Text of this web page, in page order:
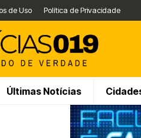
de Uso Política de Privacidade
Últimas Notícias